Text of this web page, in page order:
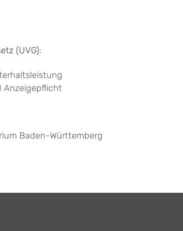
(UVG):
Anzeigepflicht
Baden-Württemberg